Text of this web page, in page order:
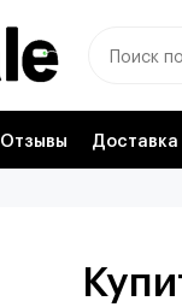
Отзывы Доставка